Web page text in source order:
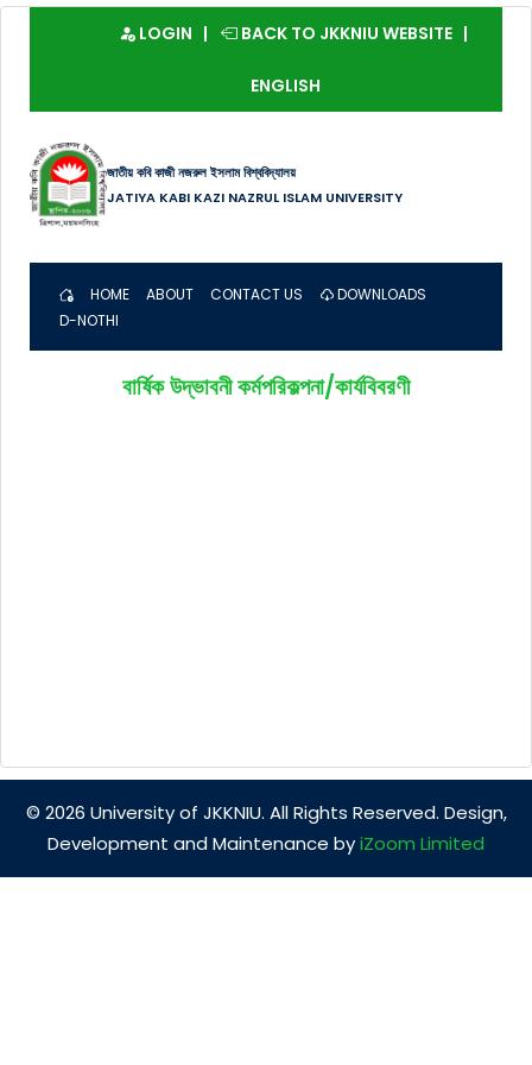
LOGIN BACK TO JKKNIU WEBSITE
ENGLISH
জাতীয় কবি কাজী নজরুল ইসলাম বিশ্ববিদ্যালয়
JATIYA KABI KAZI NAZRUL ISLAM UNIVERSITY
HOME ABOUT CONTACT US
DOWNLOADS
D-NOTHI
বার্ষিক উদ্ভাবনী কর্মপরিকল্পনা/কার্যবিবরণী
© 2026 University of JKKNIU. All Rights Reserved. Design,
Development and Maintenance byiZoom Limited